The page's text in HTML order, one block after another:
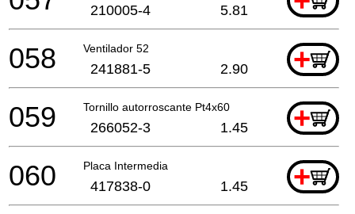
210005-4 5.81
Ventilador 52 +
058 241881-5 2.90
Tornillo autorroscante Pt4x60 +
059 266052-3 1.45
Placa Intermedia +
060 417838-0 1.45